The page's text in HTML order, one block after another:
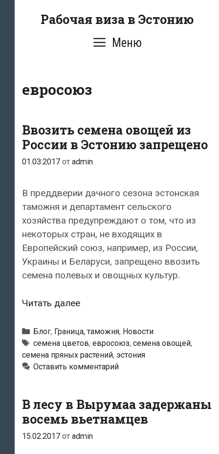
Рабочая виза в Эстонию
Меню
евросоюз
Ввозить семена овощей из
России в Эстонию запрещено
01.03.2017 от admin
В преддверии дачного сезона эстонская
таможня и департамент сельского
хозяйства предупреждают о том, что из
некоторых стран, не входящих в
Европейский союз, например, из России,
Украины и Беларуси, запрещено ввозить
семена полевых и овощных культур.
Читать далееВвозить
овощей
из
России
в
запрещено
Рубрики
Блог, Граница, таможня, Новости
Метки
cемена цветов, евросоюз, семена овощей,
семена пряных растений, эстония
Оставить комментарий
В лесу в Вырумаа задержаны
восемь вьетнамцев
15.02.2017 от admin